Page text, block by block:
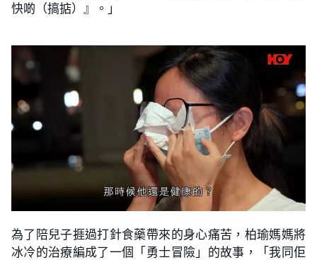
快啲（搞掂）』。」
為了陪兒子捱過打針食藥帶來的身心痛苦，柏瑜媽媽將
冰冷的治療編成了一個「勇士冒險」的故事，「我同佢